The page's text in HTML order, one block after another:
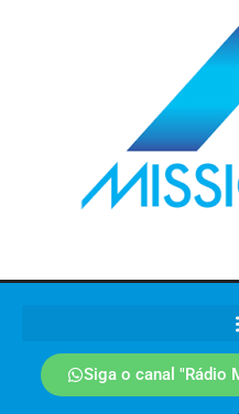
Siga o canal "Rádio